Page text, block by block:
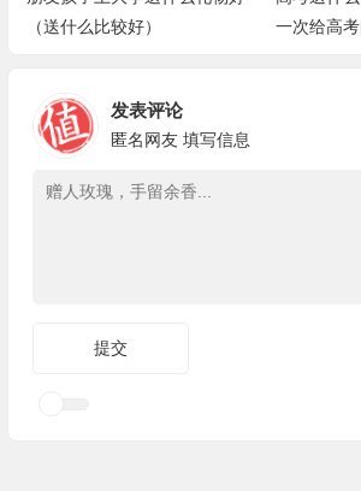
（送什么比较好）
一次给高
发表评论
匿名网友 填写信息